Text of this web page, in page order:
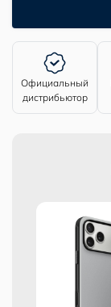
Официальный
дистрибьютор